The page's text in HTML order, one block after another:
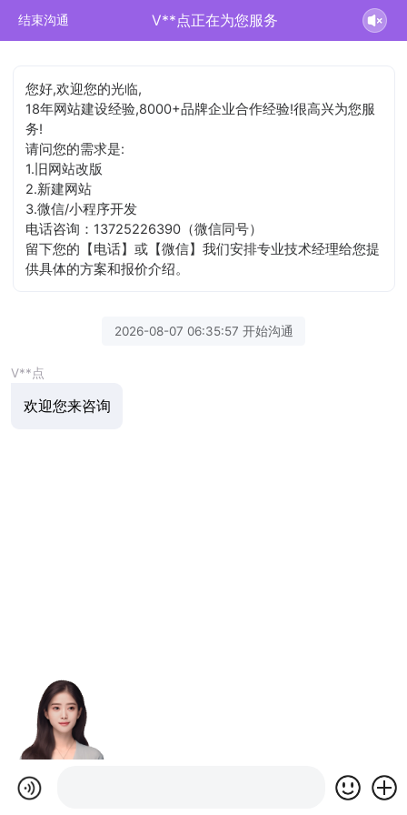
结束沟通 V**点正在为您服务
您好,欢迎您的光临,
18年网站建设经验,8000+品牌企业合作经验!很高兴为您服
务!
请问您的需求是:
1.旧网站改版
2.新建网站
3.微信/小程序开发
电话咨询：13725226390（微信同号）
留下您的【电话】或【微信】我们安排专业技术经理给您提
供具体的方案和报价介绍。
2026-08-07 06:35:57 开始沟通
V**点
欢迎您来咨询